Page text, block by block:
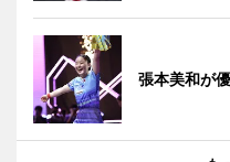
張本美和が